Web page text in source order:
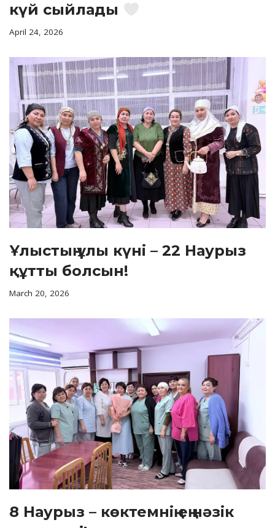
күй сыйлады
April 24, 2026
Ұлыстың ұлы күні – 22 Наурыз
құтты болсын!
March 20, 2026
8 Наурыз – көктемнің ең нәзік